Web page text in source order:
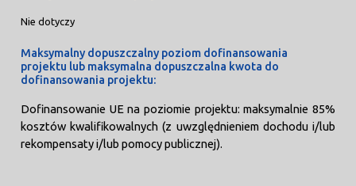
Nie dotyczy
Maksymalny dopuszczalny poziom dofinansowania
projektu lub maksymalna dopuszczalna kwota do
dofinansowania projektu:
Dofinansowanie UE na poziomie projektu: maksymalnie 85%
kosztów kwalifikowalnych (z uwzględnieniem dochodu i/lub
rekompensaty i/lub pomocy publicznej).